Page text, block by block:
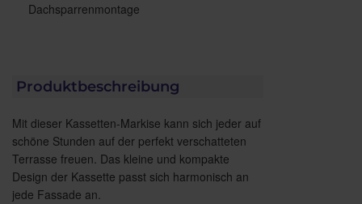
Dachsparrenmontage
Produktbeschreibung
Mit dieser Kassetten-Markise kann sich jeder auf
schöne Stunden auf der perfekt verschatteten
Terrasse freuen. Das kleine und kompakte
Design der Kassette passt sich harmonisch an
jede Fassade an.